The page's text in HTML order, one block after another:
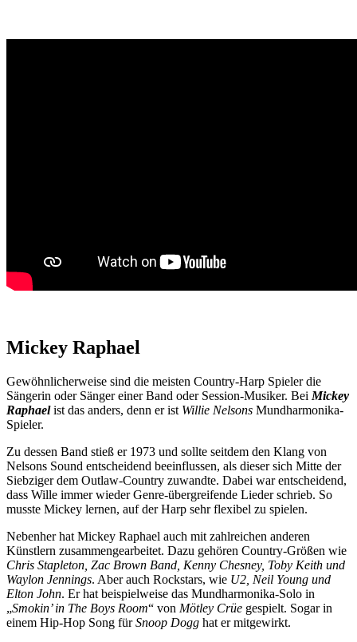
Mickey Raphael
Gewöhnlicherweise sind die meisten Country-Harp Spieler die
Sängerin oder Sänger einer Band oder Session-Musiker. Bei Mickey
Raphaelist das anders, denn er ist Willie Nelsons Mundharmonika-
Spieler.
Zu dessen Band stieß er 1973 und sollte seitdem den Klang von
Nelsons Sound entscheidend beeinflussen, als dieser sich Mitte der
Siebziger dem Outlaw-Country zuwandte. Dabei war entscheidend,
dass Wille immer wieder Genre-übergreifende Lieder schrieb. So
musste Mickey lernen, auf der Harp sehr flexibel zu spielen.
Nebenher hat Mickey Raphael auch mit zahlreichen anderen
Künstlern zusammengearbeitet. Dazu gehören Country-Größen wie
Chris Stapleton, Zac Brown Band, Kenny Chesney, Toby Keith und
Waylon Jennings. Aber auch Rockstars, wie U2, Neil Young und
Elton John. Er hat beispielweise das Mundharmonika-Solo in
„Smokin’ in The Boys Room“ von Mötley Crüe gespielt. Sogar in
einem Hip-Hop Song fürSnoop Dogg hat er mitgewirkt.